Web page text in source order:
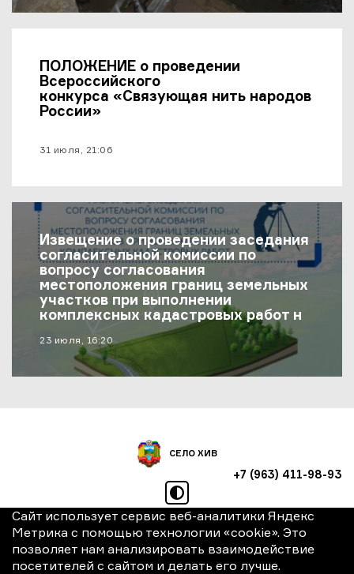
ПОЛОЖЕНИЕ о проведении
Всероссийского
конкурса «Связующая нить народов
России»
материал опубликован
31 июля, 21:06
Извещение о проведении заседания
согласительной комиссии по
вопросу согласования
местоположения границ земельных
участков при выполнении
комплексных кадастровых работ на
территории муниципального района
«Хивский район»
материал опубликован
23 июля, 16:20
СЕЛО ХИВ
+7 (963) 411-98-93
режим высокой
Политика конфиденциальности
Использование файлов cookie
Сайт использует сервис веб-аналитики Яндекс
Метрика с помощью технологии «cookie». Это
позволяет нам анализировать взаимодействие
посетителей с сайтом и делать его лучше.